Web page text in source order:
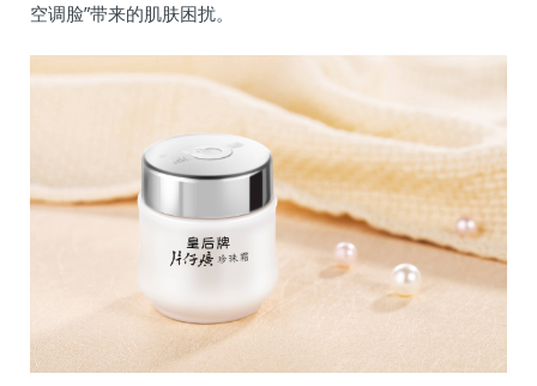
空调脸”带来的肌肤困扰。